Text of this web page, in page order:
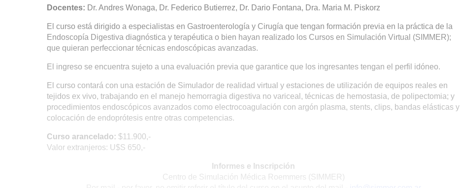
Docentes: Dr. Andres Wonaga, Dr. Federico Butierrez, Dr. Dario Fontana, Dra. Maria M. Piskorz
El curso está dirigido a especialistas en Gastroenterología y Cirugía que tengan formación previa en la práctica de la
Endoscopía Digestiva diagnóstica y terapéutica o bien hayan realizado los Cursos en Simulación Virtual (SIMMER);
que quieran perfeccionar técnicas endoscópicas avanzadas.
El ingreso se encuentra sujeto a una evaluación previa que garantice que los ingresantes tengan el perfil idóneo.
El curso contará con una estación de Simulador de realidad virtual y estaciones de utilización de equipos reales en
tejidos ex vivo, trabajando en el manejo hemorragia digestiva no variceal, técnicas de hemostasia, de polipectomia; y
procedimientos endoscópicos avanzados como electrocoagulación con argón plasma, stents, clips, bandas elásticas y
colocación de endoprótesis entre otras competencias.
Curso arancelado: $11.900,-
Valor extranjeros: U$S 650,-
Informes e Inscripción
Centro de Simulación Médica Roemmers (SIMMER)